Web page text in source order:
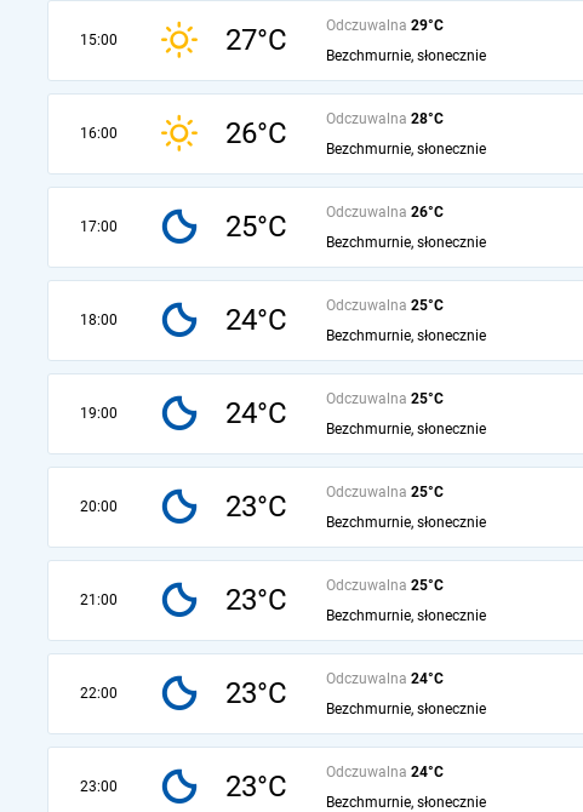
15:00 27°C Odczuwalna 29°C
Bezchmurnie, słonecznie
16:00 26°C Odczuwalna 28°C
Bezchmurnie, słonecznie
17:00 25°C Odczuwalna 26°C
Bezchmurnie, słonecznie
18:00 24°C Odczuwalna 25°C
Bezchmurnie, słonecznie
19:00 24°C Odczuwalna 25°C
Bezchmurnie, słonecznie
20:00 23°C Odczuwalna 25°C
Bezchmurnie, słonecznie
21:00 23°C Odczuwalna 25°C
Bezchmurnie, słonecznie
22:00 23°C Odczuwalna 24°C
Bezchmurnie, słonecznie
23:00 23°C Odczuwalna 24°C
Bezchmurnie, słonecznie